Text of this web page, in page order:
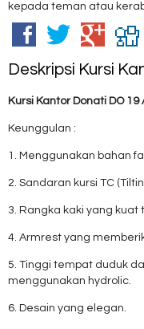
kepada teman atau
Deskripsi Kursi
Kursi Kantor Donati DO 19
Keunggulan :
1. Menggunakan bahan
2. Sandaran kursi TC
3. Rangka kaki yang
4. Armrest yang
5. Tinggi tempat duduk
menggunakan hydrolic.
6. Desain yang elegan.